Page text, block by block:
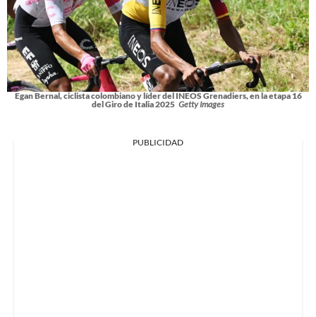
Egan Bernal, ciclista colombiano y líder del INEOS Grenadiers, en la etapa 16
del Giro de Italia 2025 Getty Images
PUBLICIDAD